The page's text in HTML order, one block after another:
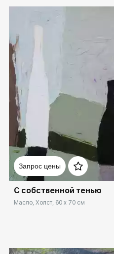
Запрос цены
Домен:
С собственной тенью
Масло, Холст, 60 x 70 см